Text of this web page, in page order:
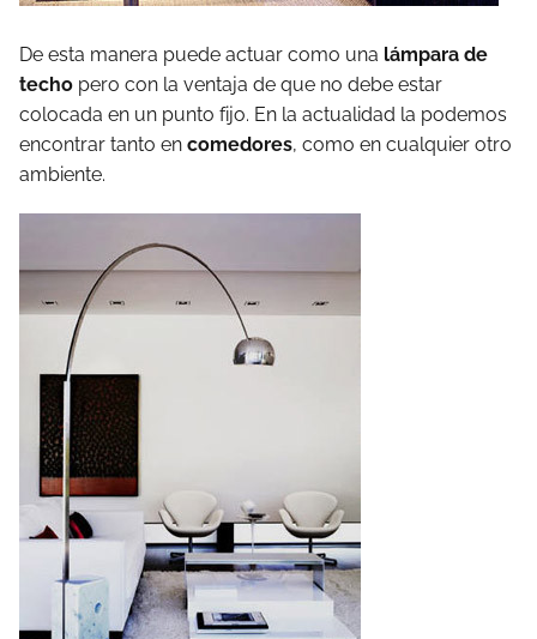
De esta manera puede actuar como una lámpara de
techo pero con la ventaja de que no debe estar
colocada en un punto fijo. En la actualidad la podemos
encontrar tanto en comedores, como en cualquier otro
ambiente.